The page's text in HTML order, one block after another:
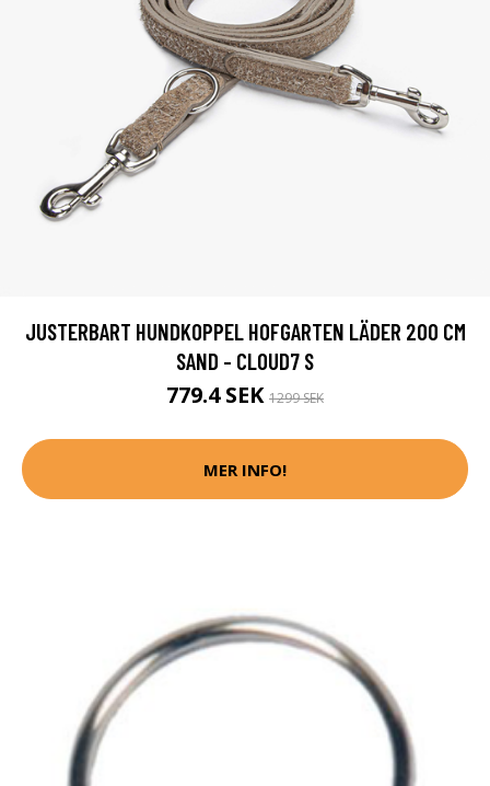
JUSTERBART HUNDKOPPEL HOFGARTEN LÄDER 200 CM
SAND - CLOUD7 S
779.4 SEK 1299 SEK
MER INFO!